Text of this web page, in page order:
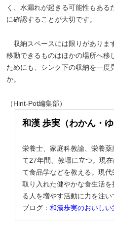
く、水漏れが起きる可能性もあ
に確認することが大切です。
収納スペースには限りがありま
移動できるものはほかの場所へ移
ためにも、シンク下の収納を一度
か。
（Hint-Pot編集部）
和漢 歩実（わかん・ゆ
栄養士、家庭科教諭、栄養
て27年間、教壇に立つ。現
て食品学などを教える。現
取り入れた健やかな食生活
る人を増やす活動に力を注い
ブログ：和漢歩実のおいしい